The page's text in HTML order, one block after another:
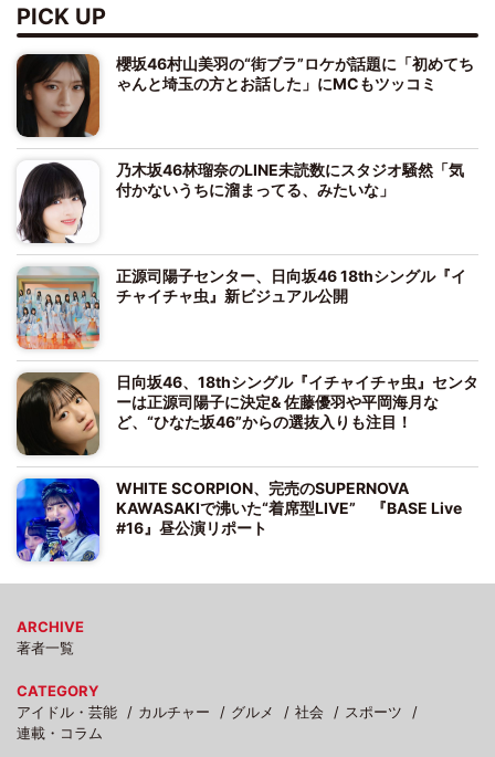
PICK UP
櫻坂46村山美羽の“街ブラ”ロケが話題に「初めてち
ゃんと埼玉の方とお話した」にMCもツッコミ
乃木坂46林瑠奈のLINE未読数にスタジオ騒然「気
付かないうちに溜まってる、みたいな」
正源司陽子センター、日向坂46 18thシングル『イ
チャイチャ虫』新ビジュアル公開
日向坂46、18thシングル『イチャイチャ虫』センタ
ーは正源司陽子に決定& 佐藤優羽や平岡海月な
ど、“ひなた坂46”からの選抜入りも注目！
WHITE SCORPION、完売のSUPERNOVA
KAWASAKIで沸いた“着席型LIVE” 『BASE Live
#16』昼公演リポート
ARCHIVE
著者一覧
CATEGORY
アイドル・芸能
カルチャー グルメ 社会
スポーツ
連載・コラム